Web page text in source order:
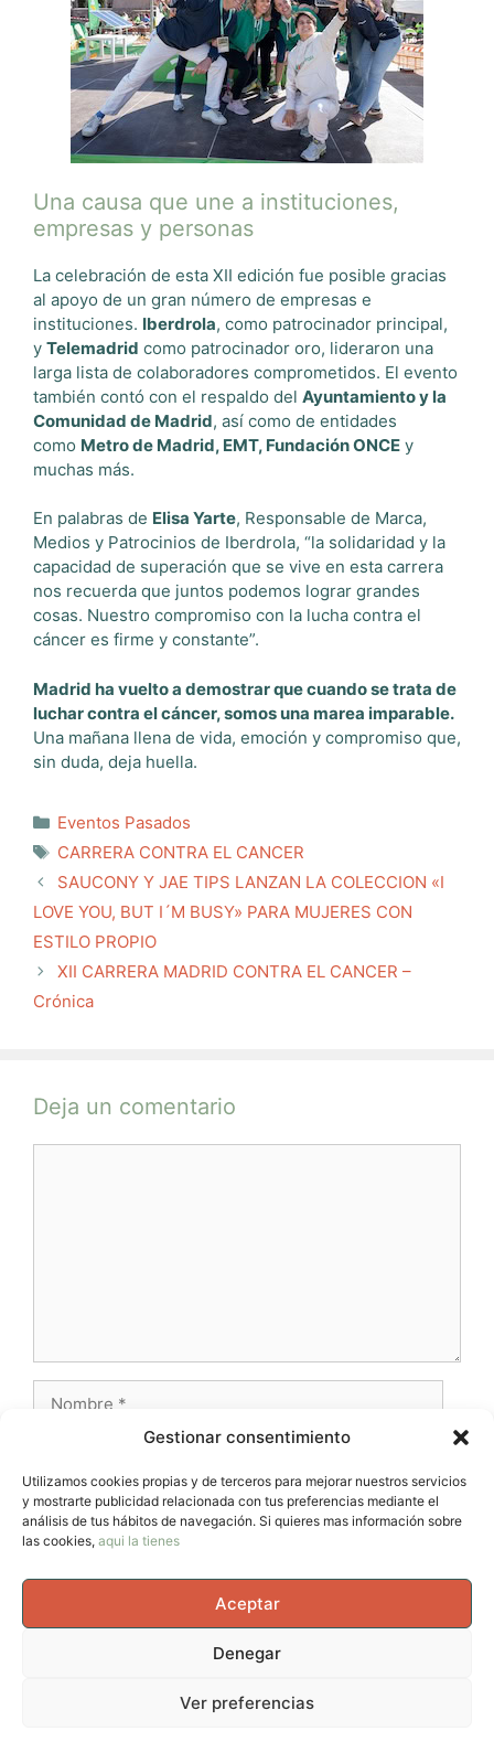
Gestionar consentimiento
Utilizamos cookies propias y de terceros para mejorar nuestros servicios
y mostrarte publicidad relacionada con tus preferencias mediante el
análisis de tus hábitos de navegación. Si quieres mas información sobre
las cookies, aqui la tienes
Aceptar
Denegar
Ver preferencias
Una causa que une a instituciones,
empresas y personas
La celebración de esta XII edición fue posible gracias
al apoyo de un gran número de empresas e
instituciones. Iberdrola, como patrocinador principal,
y Telemadrid como patrocinador oro, lideraron una
larga lista de colaboradores comprometidos. El evento
también contó con el respaldo del Ayuntamiento y la
Comunidad de Madrid, así como de entidades
como Metro de Madrid, EMT, Fundación ONCE y
muchas más.
En palabras de Elisa Yarte, Responsable de Marca,
Medios y Patrocinios de Iberdrola, “la solidaridad y la
capacidad de superación que se vive en esta carrera
nos recuerda que juntos podemos lograr grandes
cosas. Nuestro compromiso con la lucha contra el
cáncer es firme y constante”.
Madrid ha vuelto a demostrar que cuando se trata de
luchar contra el cáncer, somos una marea imparable.
Una mañana llena de vida, emoción y compromiso que,
sin duda, deja huella.
Categorías
Eventos Pasados
Etiquetas
CARRERA CONTRA EL CANCER
SAUCONY Y JAE TIPS LANZAN LA COLECCION «I
LOVE YOU, BUT I´M BUSY» PARA MUJERES CON
ESTILO PROPIO
XII CARRERA MADRID CONTRA EL CANCER –
Crónica
Deja un comentario
electrónico
Web
© 2026 AvernoTrail - Movimiento, vida y curiosidad, un